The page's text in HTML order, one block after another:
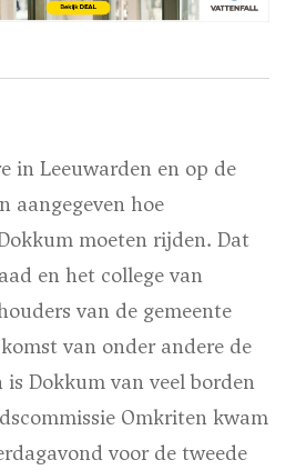
in Leeuwarden en op de
aangegeven hoe
moeten rijden. Dat
en het college van
van de gemeente
van onder andere de
Dokkum van veel borden
Omkriten kwam
voor de tweede